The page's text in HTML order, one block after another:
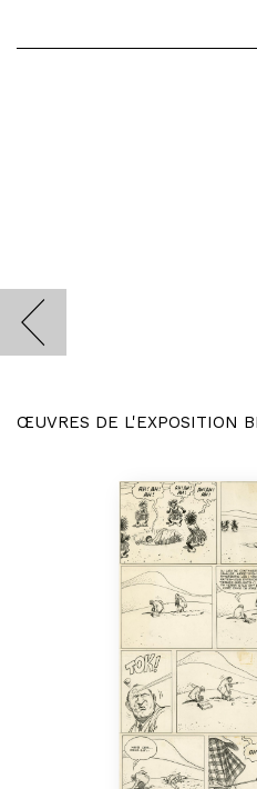
ŒUVRES DE L'EXPOSITION